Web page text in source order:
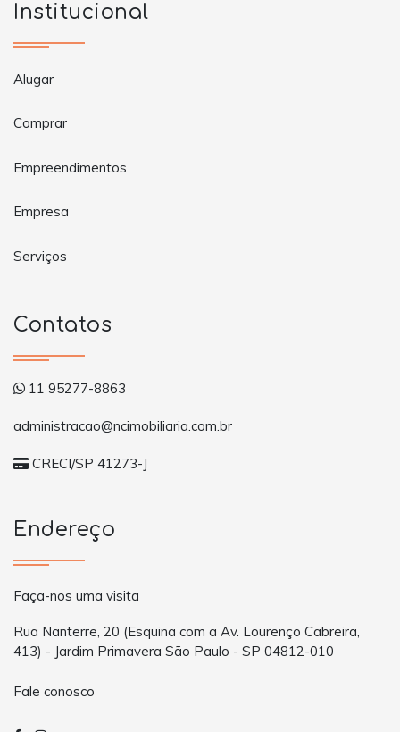
Institucional
Alugar
Comprar
Empreendimentos
Empresa
Serviços
Contatos
11 95277-8863
administracao@ncimobiliaria.com.br
CRECI/SP 41273-J
Endereço
Faça-nos uma visita
Rua Nanterre, 20 (Esquina com a Av. Lourenço Cabreira,
413) - Jardim Primavera São Paulo - SP 04812-010
Fale conosco